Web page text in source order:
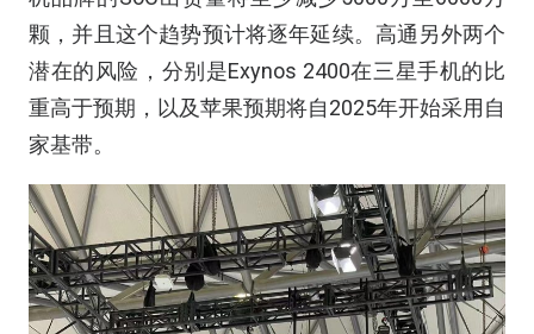
颗，并且这个趋势预计将逐年延续。高通另外两个
潜在的风险，分别是Exynos 2400在三星手机的比
重高于预期，以及苹果预期将自2025年开始采用自
家基带。